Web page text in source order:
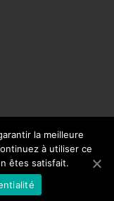
Moine
la meilleure
à utiliser ce
êtes satisfait.